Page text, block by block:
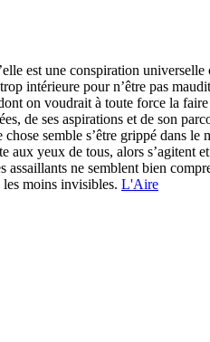
est une conspiration
intérieure pour n’être pas
on voudrait à toute force la
de ses aspirations et de son
semble s’être grippé dans
yeux de tous, alors s’agitent
ne semblent bien
les moins invisibles. L'Aire